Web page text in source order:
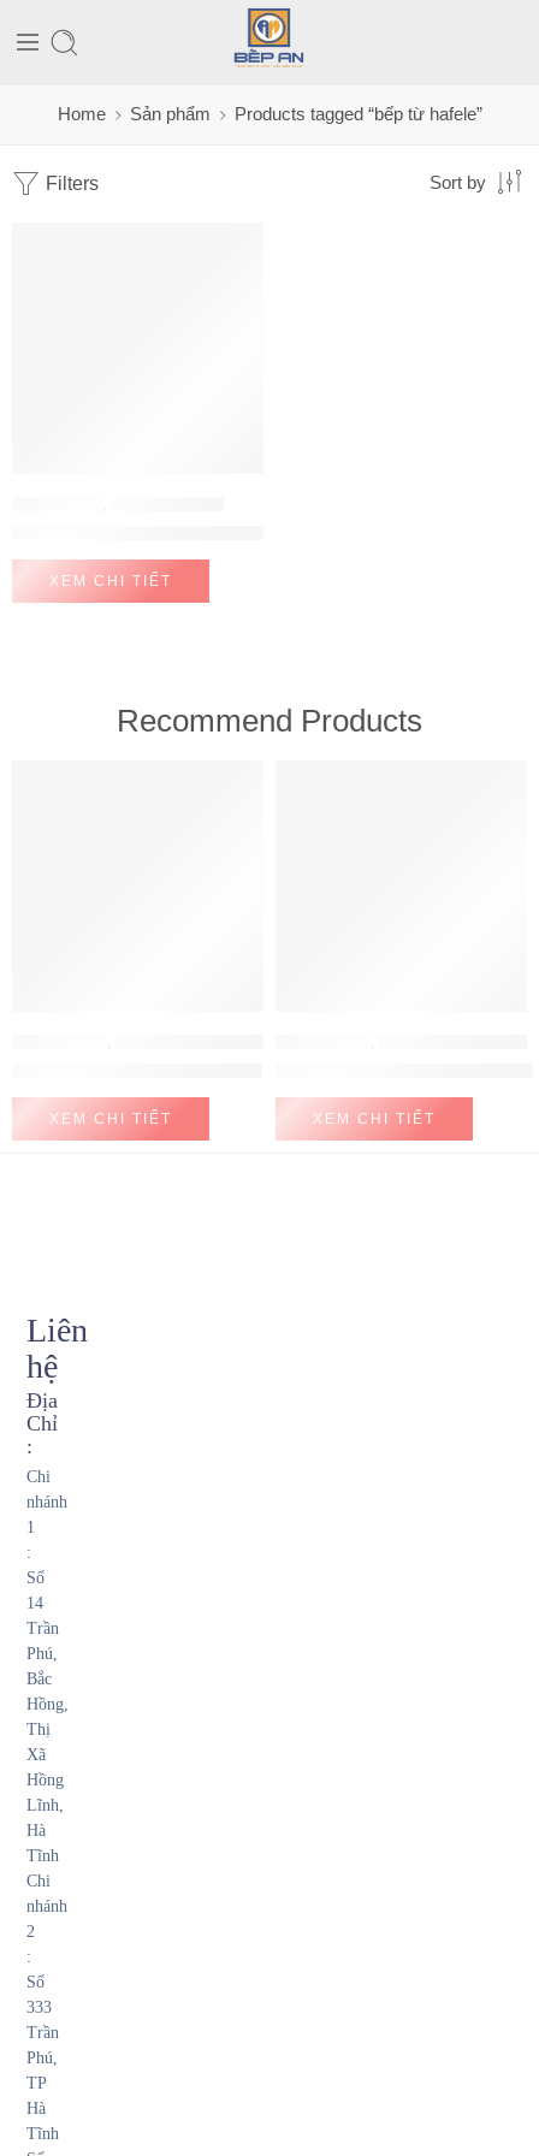
Home Sản phẩm Products tagged “bếp từ hafele”
Filters Sort by
XEM CHI TIẾT
Recommend Products
XEM CHI TIẾT XEM CHI TIẾT
Liên
hệ
Địa
Chỉ
:
Chi
nhánh
1
:
Số
14
Trần
Phú,
Bắc
Hồng,
Thị
Xã
Hồng
Lĩnh,
Hà
Tĩnh
Chi
nhánh
2
:
Số
333
Trần
Phú,
TP
Hà
Tĩnh